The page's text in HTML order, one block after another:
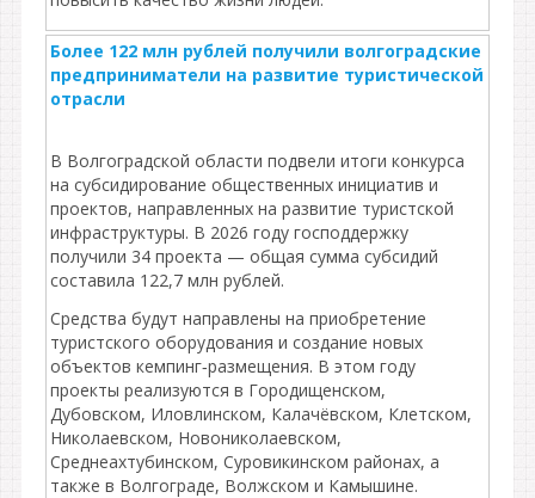
Более 122 млн рублей получили волгоградские
предприниматели на развитие туристической
отрасли
В Волгоградской области подвели итоги конкурса
на субсидирование общественных инициатив и
проектов, направленных на развитие туристской
инфраструктуры. В 2026 году господдержку
получили 34 проекта — общая сумма субсидий
составила 122,7 млн рублей.
Средства будут направлены на приобретение
туристского оборудования и создание новых
объектов кемпинг‑размещения. В этом году
проекты реализуются в Городищенском,
Дубовском, Иловлинском, Калачёвском, Клетском,
Николаевском, Новониколаевском,
Среднеахтубинском, Суровикинском районах, а
также в Волгограде, Волжском и Камышине.